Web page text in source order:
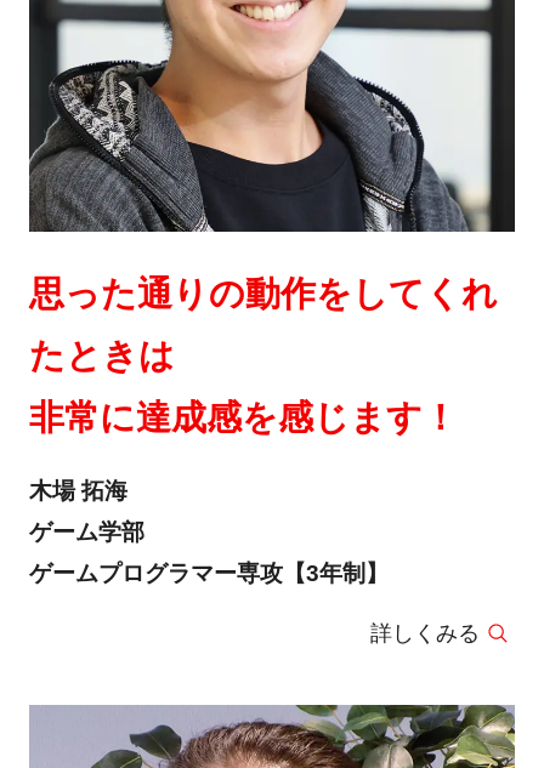
思った通りの動作をしてくれ
たときは
非常に達成感を感じます！
木場 拓海
ゲーム学部
ゲームプログラマー専攻【3年制】
詳しくみる